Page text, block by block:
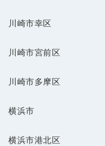
川崎市幸区
川崎市宮前区
川崎市多摩区
横浜市
横浜市港北区